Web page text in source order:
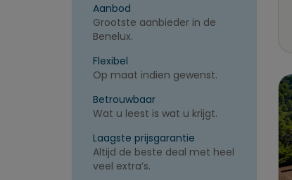
Aanbod
Grootste aanbieder in de
Benelux.
Flexibel
Op maat indien gewenst.
Betrouwbaar
Wat u leest is wat u krijgt.
Laagste prijsgarantie
Altijd de beste deal met heel
veel extra’s.